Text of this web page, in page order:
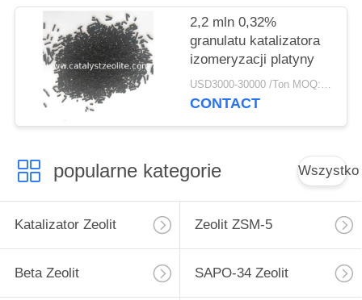
2,2 mln 0,32%
granulatu katalizatora
izomeryzacji platyny
USD3000-30000 /Ton MOQ:1 KG
CONTACT
popularne kategorie Wszystko
Katalizator Zeolit Zeolit ​​ZSM-5
Beta Zeolit SAPO-34 Zeolit